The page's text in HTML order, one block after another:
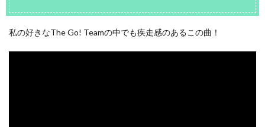
私の好きなThe Go! Teamの中でも疾走感のあるこの曲！